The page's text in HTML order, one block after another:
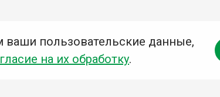
пользовательские данные,
на их обработку.